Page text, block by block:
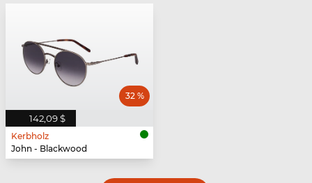
142,09 $
32 %
Kerbholz
John - Blackwood